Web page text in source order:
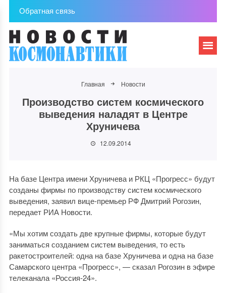
Обратная связь
Главная Новости
Производство систем космического
выведения наладят в Центре
Хруничева
12.09.2014
На базе Центра имени Хруничева и РКЦ «Прогресс» будут
созданы фирмы по производству систем космического
выведения, заявил вице-премьер РФ Дмитрий Рогозин,
передает РИА Новости.
«Мы хотим создать две крупные фирмы, которые будут
заниматься созданием систем выведения, то есть
ракетостроителей: одна на базе Хруничева и одна на базе
Самарского центра «Прогресс», — сказал Рогозин в эфире
телеканала «Россия-24».